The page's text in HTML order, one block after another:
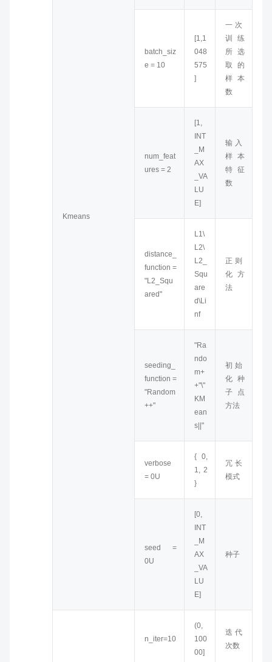
Kmeans
batch_siz
e = 10
[1,1
048
575
]
一次
训练
所选
取的
样本
数
num_feat
ures = 2
[1,
INT
_M
AX
_VA
LU
E]
输入
样本
特征
数
distance_
function =
"L2_Squ
ared"
L1\
L2\
L2_
Squ
are
d\Li
nf
正则
化方
法
seeding_
function =
"Random
++"
"Ra
ndo
m+
+"\"
KM
ean
s||"
初始
化种
子点
方法
verbose
= 0U
{ 0,
1, 2
}
冗长
模式
seed =
0U
[0,
INT
_M
AX
_VA
LU
E]
种子
n_iter=10
(0,
100
00]
迭代
次数